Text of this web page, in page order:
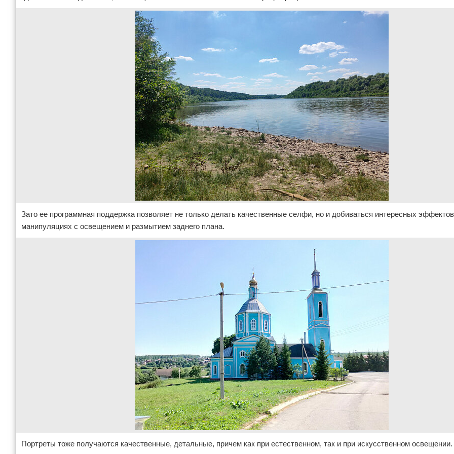
Зато ее программная поддержка позволяет не только делать качественные селфи, но и добиваться интересных
манипуляциях с освещением и размытием заднего плана.
Портреты тоже получаются качественные, детальные, причем как при естественном, так и при искусственном освещении.